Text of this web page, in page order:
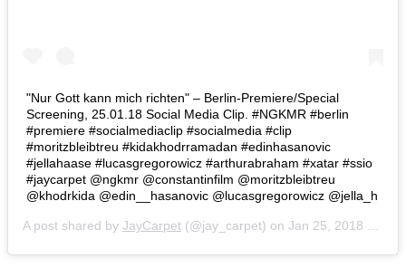
"Nur Gott kann mich richten" – Berlin-Premiere/Special
Screening, 25.01.18 Social Media Clip. #NGKMR #berlin
#premiere #socialmediaclip #socialmedia #clip
#moritzbleibtreu #kidakhodrramadan #edinhasanovic
#jellahaase #lucasgregorowicz #arthurabraham #xatar #ssio
#jaycarpet @ngkmr @constantinfilm @moritzbleibtreu
@khodrkida @edin__hasanovic @lucasgregorowicz @jella_h
A post shared by JayCarpet (@jay_carpet) on Jan 25, 2018 at 1:00pm PST